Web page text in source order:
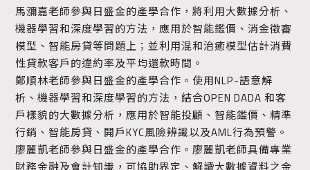
馬瀰嘉老師參與日盛金的產學合作，將利用大數據分析、
機器學習和深度學習的方法，應用於智能鑑價、消金徵審
模型、智能房貸等問題上；並利用混和治癒模型估計消費
性貸款客戶的違約率及平均還款時間。
鄭順林老師參與日盛金的產學合作。使用NLP-語意解
析、機器學習和深度學習的方法，結合OPEN DADA 和客
戶樣貌的大數據分析，應用於智能投顧、智能鑑價、精準
行銷、智能房貸、開戶KYC風險辨識以及AML行為預警。
廖麗凱老師參與日盛金的產學合作。廖麗凱老師具備專業